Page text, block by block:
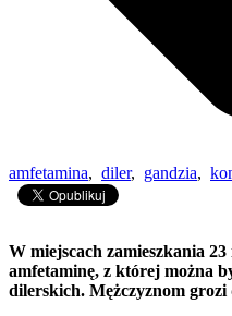
amfetamina, diler, gandzia,
W miejscach zamieszkania
amfetaminę, z której można
dilerskich. Mężczyznom grozi